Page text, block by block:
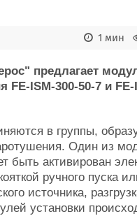
Торговая площадка
Доска объявлений
Изделия
Материалы
Услуги
1 мин
предлагает
FE-ISM-300-50-7 и FE-
в группы,
Один из
быть активирован
ручного пуска
источника,
установки